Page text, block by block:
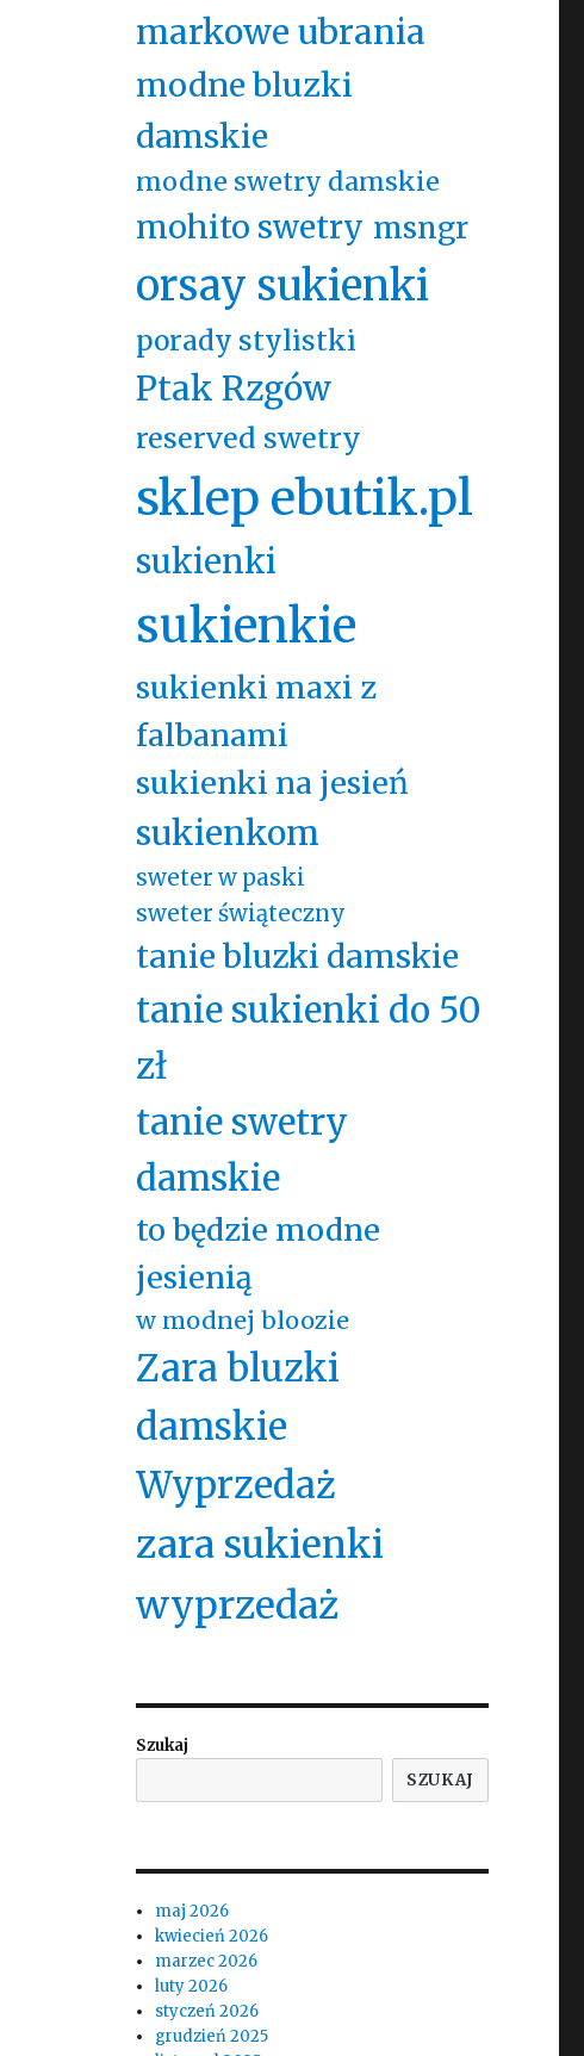
markowe ubrania
modne bluzki
damskie
modne swetry damskie
mohito swetry msngr
orsay sukienki
porady stylistki
Ptak Rzgów
reserved swetry
sklep ebutik.pl
sukienki
sukienkie
sukienki maxi z
falbanami
sukienki na jesień
sukienkom
sweter w paski
sweter świąteczny
tanie bluzki damskie
tanie sukienki do 50
zł
tanie swetry
damskie
to będzie modne
jesienią
w modnej bloozie
Zara bluzki
damskie
Wyprzedaż
zara sukienki
wyprzedaż
Szukaj
SZUKAJ
maj 2026
kwiecień 2026
marzec 2026
luty 2026
styczeń 2026
grudzień 2025